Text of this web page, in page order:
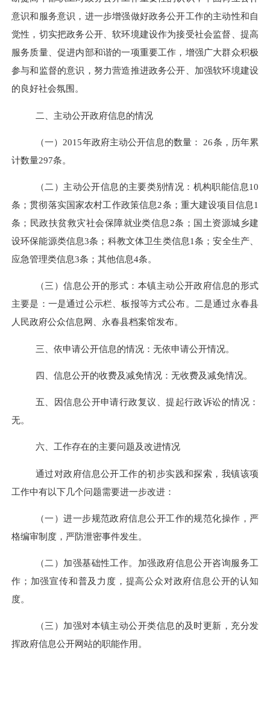
意识和服务意识，进一步增强做好政务公开工作的主动性和自
觉性，切实把政务公开、软环境建设作为接受社会监督、提高
服务质量、促进内部和谐的一项重要工作，增强广大群众积极
参与和监督的意识，努力营造推进政务公开、加强软环境建设
的良好社会氛围。
二、主动公开政府信息的情况
（一） 2015年政府主动公开信息的数量： 26条，历年累
计数量297条。
（二）主动公开信息的主要类别情况：机构职能信息10
条；贯彻落实国家农村工作政策信息2条；重大建设项目信息1
条；民政扶贫救灾社会保障就业类信息 2条；国土资源城乡建
设环保能源类信息3条；科教文体卫生类信息1条；安全生产、
应急管理类信息3条；其他信息4条。
（三）信息公开的形式：本镇主动公开政府信息的形式
主要是：一是通过公示栏、板报等方式公布。二是通过永春县
人民政府公众信息网、永春县档案馆发布。
三、依申请公开信息的情况： 无依申请公开情况。
四、信息公开的收费及减免情况： 无收费及减免情况。
五、因信息公开申请行政复议、提起行政诉讼的情况：
无。
六、工作存在的主要问题及改进情况
通过对政府信息公开工作的初步实践和探索，我镇该项
工作中有以下几个问题需要进一步改进：
（一）进一步规范政府信息公开工作的规范化操作，严
格编审制度，严防泄密事件发生。
（二）加强基础性工作。加强政府信息公开咨询服务工
作；加强宣传和普及力度，提高公众对政府信息公开的认知
度。
（三）加强对本镇主动公开类信息的及时更新，充分发
挥政府信息公开网站的职能作用。